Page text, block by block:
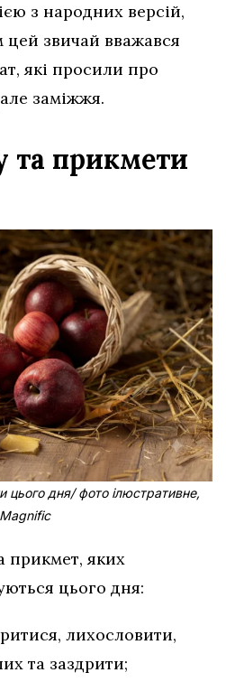
з народних версій,
звичай вважався
які просили про
заміжжя.
та прикмети
цього дня/ фото ілюстративне,
Magnific
прикмет, яких
цього дня:
лихословити,
та заздрити;